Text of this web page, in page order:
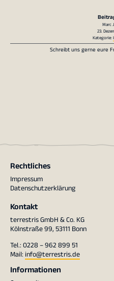
Marc
23.
Kategorie:
Schreibt uns gerne eure
Rechtliches
Impressum
Datenschutzerklärung
Kontakt
terrestris GmbH & Co. KG
Kölnstraße 99, 53111 Bonn
Tel.: 0228 – 962 899 51
Mail: info@terrestris.de
Informationen